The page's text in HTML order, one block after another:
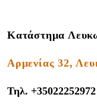
Κατάστημα
Αρμενίας 32,
Τηλ. +35022252972